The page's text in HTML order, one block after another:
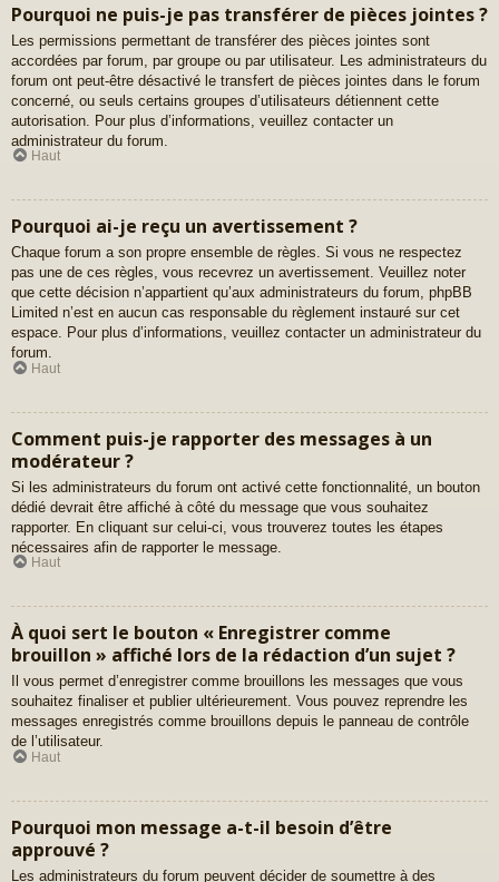
Pourquoi ne puis-je pas transférer de pièces jointes ?
Les permissions permettant de transférer des pièces jointes sont
accordées par forum, par groupe ou par utilisateur. Les administrateurs du
forum ont peut-être désactivé le transfert de pièces jointes dans le forum
concerné, ou seuls certains groupes d’utilisateurs détiennent cette
autorisation. Pour plus d’informations, veuillez contacter un
administrateur du forum.
Haut
Pourquoi ai-je reçu un avertissement ?
Chaque forum a son propre ensemble de règles. Si vous ne respectez
pas une de ces règles, vous recevrez un avertissement. Veuillez noter
que cette décision n’appartient qu’aux administrateurs du forum, phpBB
Limited n’est en aucun cas responsable du règlement instauré sur cet
espace. Pour plus d’informations, veuillez contacter un administrateur du
forum.
Haut
Comment puis-je rapporter des messages à un
modérateur ?
Si les administrateurs du forum ont activé cette fonctionnalité, un bouton
dédié devrait être affiché à côté du message que vous souhaitez
rapporter. En cliquant sur celui-ci, vous trouverez toutes les étapes
nécessaires afin de rapporter le message.
Haut
À quoi sert le bouton « Enregistrer comme
brouillon » affiché lors de la rédaction d’un sujet ?
Il vous permet d’enregistrer comme brouillons les messages que vous
souhaitez finaliser et publier ultérieurement. Vous pouvez reprendre les
messages enregistrés comme brouillons depuis le panneau de contrôle
de l’utilisateur.
Haut
Pourquoi mon message a-t-il besoin d’être
approuvé ?
Les administrateurs du forum peuvent décider de soumettre à des